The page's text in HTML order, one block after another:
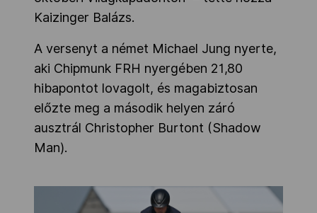
Kaizinger Balázs.
A versenyt a német Michael Jung nyerte,
aki Chipmunk FRH nyergében 21,80
hibapontot lovagolt, és magabiztosan
előzte meg a második helyen záró
ausztrál Christopher Burtont (Shadow
Man).